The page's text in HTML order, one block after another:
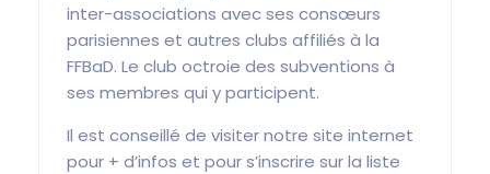
inter-associations avec ses consœurs
parisiennes et autres clubs affiliés à la
FFBaD. Le club octroie des subventions à
ses membres qui y participent.
Il est conseillé de visiter notre site internet
pour + d’infos et pour s’inscrire sur la liste